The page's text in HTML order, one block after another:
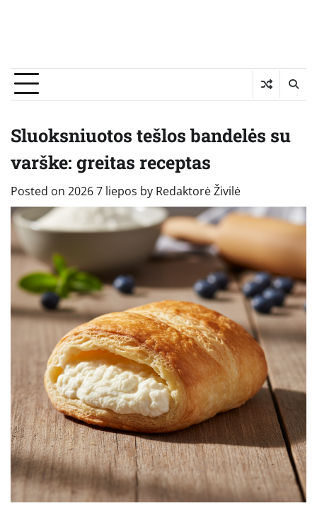
Sluoksniuotos tešlos bandelės su
varške: greitas receptas
Posted on 2026 7 liepos by Redaktorė Živilė